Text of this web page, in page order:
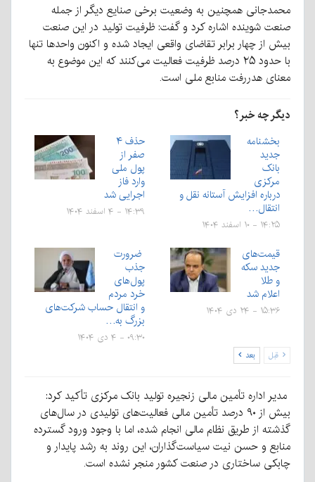
محمدجانی همچنین به وضعیت برخی صنایع دیگر از جمله
صنعت شوینده اشاره کرد و گفت: ظرفیت تولید در این صنعت
بیش از چهار برابر تقاضای واقعی ایجاد شده و اکنون واحدها تنها
با حدود ۲۵ درصد ظرفیت فعالیت می‌کنند که این موضوع به
معنای هدررفت منابع ملی است.
دیگر چه خبر؟
بخشنامه
جدید
بانک
مرکزی
درباره افزایش آستانه نقل و
انتقال…
۱۴:۲۵ - ۱۰ اسفند ۱۴۰۴
حذف ۴
صفر از
پول ملی
وارد فاز
اجرایی شد
۱۴:۳۹ - ۴ اسفند ۱۴۰۴
قیمت‌های
جدید سکه
و طلا
اعلام شد
۱۵:۳۶ - ۲۴ دی ۱۴۰۴
ضرورت
جذب
پول‌های
خرد مردم
و انتقال حساب شرکت‌های
بزرگ به…
۰۹:۳۰ - ۴ دی ۱۴۰۴
قبل بعد
مدیر اداره تأمین مالی زنجیره تولید بانک مرکزی تأکید کرد:
بیش از ۹۰ درصد تأمین مالی فعالیت‌های تولیدی در سال‌های
گذشته از طریق نظام مالی انجام شده، اما با وجود ورود گسترده
منابع و حسن نیت سیاست‌گذاران، این روند به رشد پایدار و
چابکی ساختاری در صنعت کشور منجر نشده است.